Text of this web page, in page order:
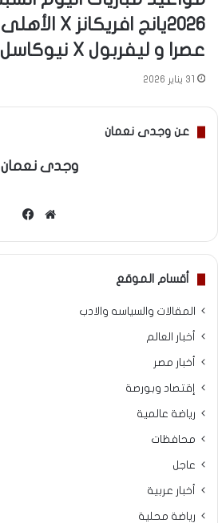
عصرا و ليفربول X نيوكاسل يونايتد
31 يناير 2026
عن وجدى نعمان
وجدى نعمان
موقع
أقسام الموقع
المقالات والسياسه والادب
أخبار العالم
أخبار مصر
إقتصاد وبورصة
رياضة عالمية
محافظات
عاجل
أخبار عربية
رياضة محلية